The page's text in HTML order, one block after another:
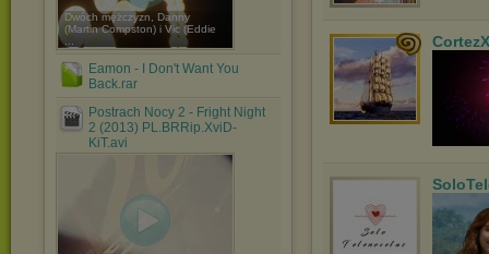
Dwóch mężczyzn, Danny
(Martin Compston) i Vic (Eddie
Eamon - I Don't Want You
Back.rar
Postrach Nocy 2 - Fright Night
2 (2013) PL.BRRip.XviD-
KiT.avi
CortezX